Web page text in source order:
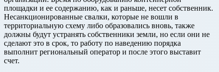
площадки и ее содержанию, как и раньше, несет собственник.
Несанкционированные свалки, которые не вошли в
территориальную схему либо образовались вновь, также
должны будут устранять собственники земли, но если они не
сделают это в срок, то работу по наведению порядка
выполнит региональный оператор и после этого выставит
счет.